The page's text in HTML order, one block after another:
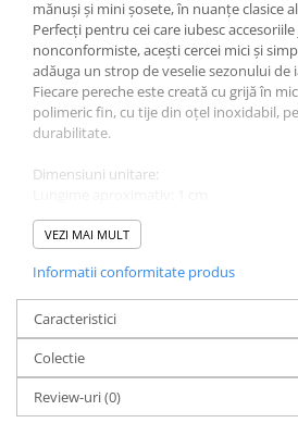
mănuși și mini șosete, în nuanțe clasice
Perfecți pentru cei care iubesc accesoriile
nonconformiste, acești cercei mici și
adăuga un strop de veselie sezonului de
Fiecare pereche este creată cu grijă în
polimeric fin, cu tije din oțel inoxidabil,
durabilitate.
Dimensiuni unitare:
Lățime aproximativ: 1 cm
Culoare: Roșu
Sistem de prindere: Pin din oțel
Fiind un produs handmade, pot exista
pereche de cercei fiind unică.
VEZI MAI MULT
Informatii conformitate produs
Caracteristici
Colectie
Review-uri(0)